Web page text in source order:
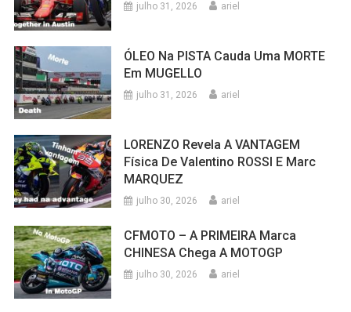
julho 31, 2026 ariel
ÓLEO Na PISTA Cauda Uma MORTE
Em MUGELLO
julho 31, 2026 ariel
LORENZO Revela A VANTAGEM
Física De Valentino ROSSI E Marc
MARQUEZ
julho 30, 2026 ariel
CFMOTO – A PRIMEIRA Marca
CHINESA Chega A MOTOGP
julho 30, 2026 ariel